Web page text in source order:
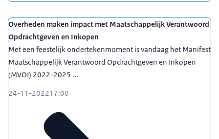
Overheden maken impact met Maatschappelijk Verantwoord
Opdrachtgeven en Inkopen
Met een feestelijk ondertekenmoment is vandaag het Manifest
Maatschappelijk Verantwoord Opdrachtgeven en Inkopen
(MVOI) 2022-2025 ...
24-11-202217:00